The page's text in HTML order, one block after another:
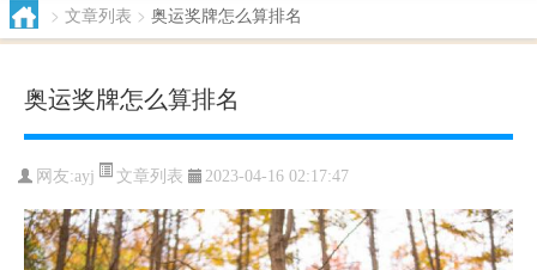
> 文章列表 > 奥运奖牌怎么算排名
奥运奖牌怎么算排名
网友:ayj 文章列表 2023-04-16 02:17:47